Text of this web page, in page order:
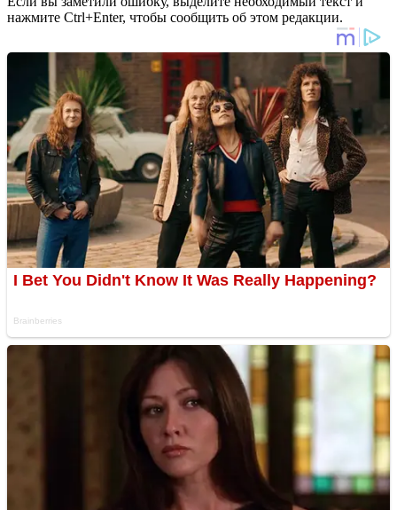
нажмите Ctrl+Enter, чтобы сообщить об этом редакции.